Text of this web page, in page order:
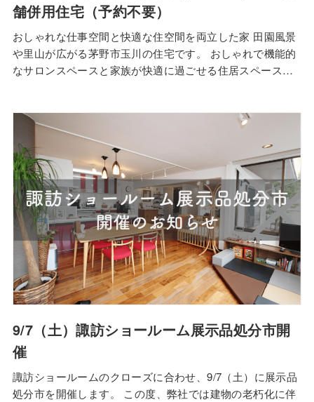
舗併用住宅（予約不要）
おしゃれな仕事空間と快適な住空間を両立した家 田園風景
や里山が広がる茅野市玉川の住宅です。 おしゃれで機能的
なサロンスペースと家族が快適に過ごせる住居スペースの
ペースは家族みんなで過ごせる日当たりの良いLDK、書
斎、ウォークインクローゼットを設けて生活の…
9/7（土）諏訪ショールーム展示品処分市開
催
諏訪ショールームのクローズに合わせ、9/7（土）に展示品
処分市を開催します。 この度、弊社では建物の老朽化に伴